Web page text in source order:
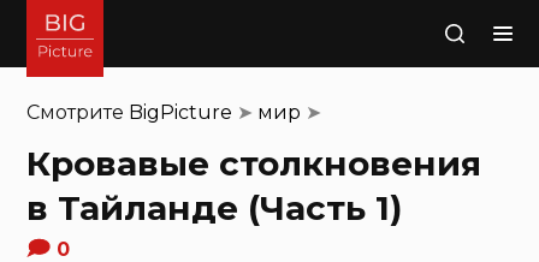
Поиск
Смотрите BigPicture ➤ мир ➤
Кровавые столкновения
в Тайланде (Часть 1)
0